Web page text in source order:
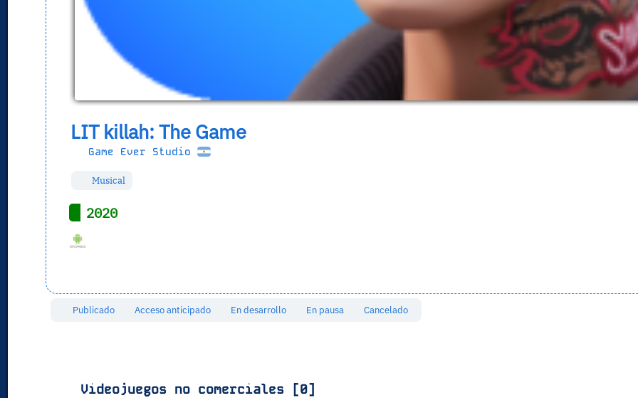
LIT killah: The Game
Game Ever Studio
Musical
2020
Publicado Acceso anticipado En desarrollo En pausa Cancelado
Videojuegos no comerciales [0]